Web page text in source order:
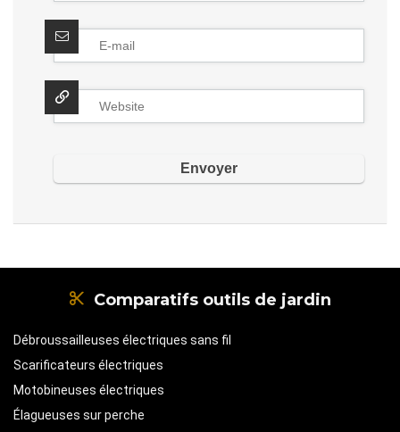
Comparatifs outils de jardin
Débroussailleuses électriques sans fil
Scarificateurs électriques
Motobineuses électriques
Élagueuses sur perche